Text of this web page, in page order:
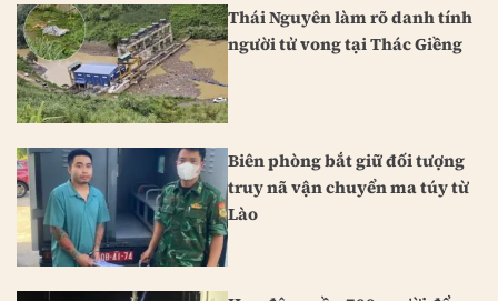
Thái Nguyên làm rõ danh tính
người tử vong tại Thác Giềng
Biên phòng bắt giữ đối tượng
truy nã vận chuyển ma túy từ
Lào